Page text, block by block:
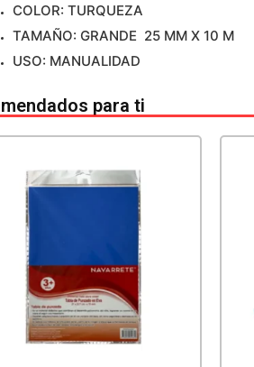
COLOR: TURQUEZA
TAMAÑO: GRANDE 25 MM X 10 M
USO: MANUALIDAD
para ti